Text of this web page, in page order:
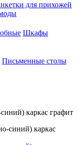
для прихожей
Шкафы
Письменные столы
каркас графит